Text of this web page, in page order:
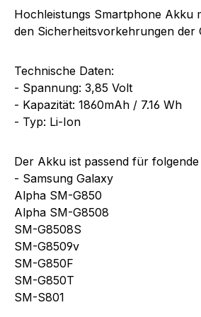
Hochleistungs Smartphone Akku
den Sicherheitsvorkehrungen der
Technische Daten:
- Spannung: 3,85 Volt
- Kapazität: 1860mAh / 7.16 Wh
- Typ: Li-Ion
Der Akku ist passend für folgende
- Samsung Galaxy
Alpha SM-G850
Alpha SM-G8508
SM-G8508S
SM-G8509v
SM-G850F
SM-G850T
SM-S801